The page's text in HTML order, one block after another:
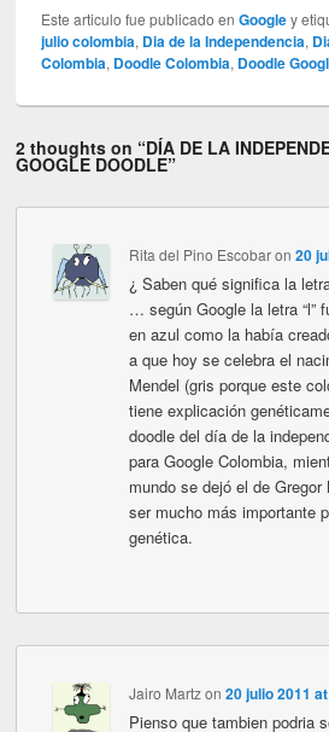
Este articulo fue publicado enGoogley
julio colombia, Dia de la Independencia,
Colombia, Doodle Colombia, Doodle
2 thoughts on “DÍA DE LA
GOOGLE DOODLE”
Rita del Pino Escobaron 20
¿ Saben qué significa la
… según Google la letra “l”
en azul como la había
a que hoy se celebra el
Mendel (gris porque este
tiene explicación
doodle del día de la
para Google Colombia,
mundo se dejó el de
ser mucho más importante
genética.
Jairo Martzon 20 julio 2011
Pienso que tambien podria